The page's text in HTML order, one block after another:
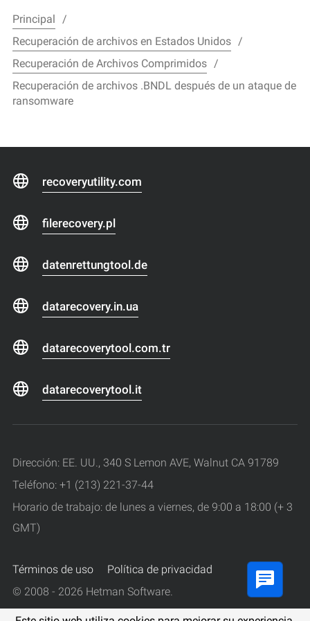
Principal
Recuperación de archivos en Estados Unidos
Recuperación de Archivos Comprimidos
Recuperación de archivos .BNDL después de un ataque de
ransomware
recoveryutility.com
filerecovery.pl
datenrettungtool.de
datarecovery.in.ua
datarecoverytool.com.tr
datarecoverytool.it
Dirección: EE. UU., 340 S Lemon AVE, Walnut CA 91789
Teléfono: +1 (213) 221-37-44
Horario de trabajo: de lunes a viernes, de 9:00 a 18:00 (+ 3
GMT)
Términos de uso
Política de privacidad
© 2008 - 2026 Hetman Software.
Todos los derechos reservados.